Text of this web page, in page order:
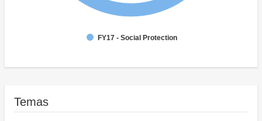
FY17 - Social Protection
Temas